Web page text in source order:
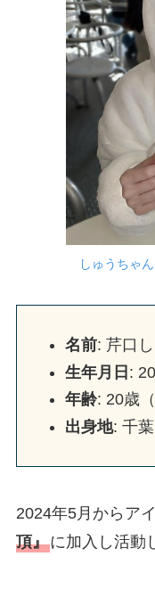
しゅうちゃ
名前: 芹口
生年月日 :
年齢: 20歳
出身地: 千
2024年5月からア
頂』に加入し活動